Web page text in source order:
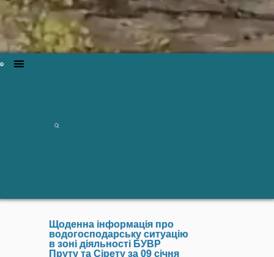
Щоденна інформація про
водогосподарську ситуацію
в зоні діяльності БУВР
Пруту та Сірету за 09 січня